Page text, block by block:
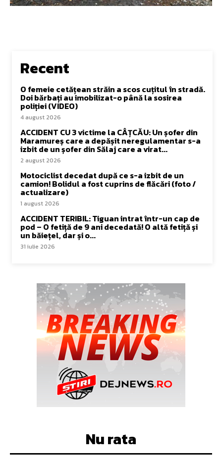
Recent
O femeie cetățean străin a scos cuțitul în stradă.
Doi bărbați au imobilizat-o până la sosirea
poliției (VIDEO)
4 august 2026
ACCIDENT CU 3 victime la CÂȚCĂU: Un șofer din
Maramureș care a depășit neregulamentar s-a
izbit de un șofer din Sălaj care a virat...
2 august 2026
Motociclist decedat după ce s-a izbit de un
camion! Bolidul a fost cuprins de flăcări (foto /
actualizare)
1 august 2026
ACCIDENT TERIBIL: Tiguan intrat într-un cap de
pod – O fetiță de 9 ani decedată! O altă fetiță și
un băiețel, dar și o...
31 iulie 2026
Nu rata